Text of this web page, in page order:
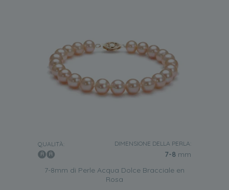
QUALITÀ: DIMENSIONE DELLA PERLA:
7-8 mm
7-8mm di Perle Acqua Dolce Bracciale en
Rosa